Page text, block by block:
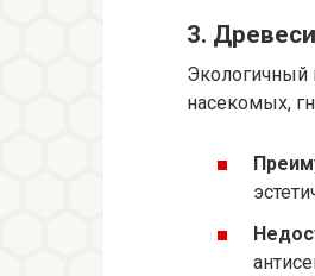
3.
Экологичный
насекомых,